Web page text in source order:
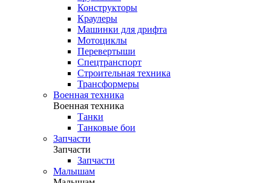
Конструкторы
Краулеры
Машинки для дрифта
Мотоциклы
Перевертыши
Спецтранспорт
Строительная техника
Трансформеры
Военная техника
Военная техника
Танки
Танковые бои
Запчасти
Запчасти
Запчасти
Малышам